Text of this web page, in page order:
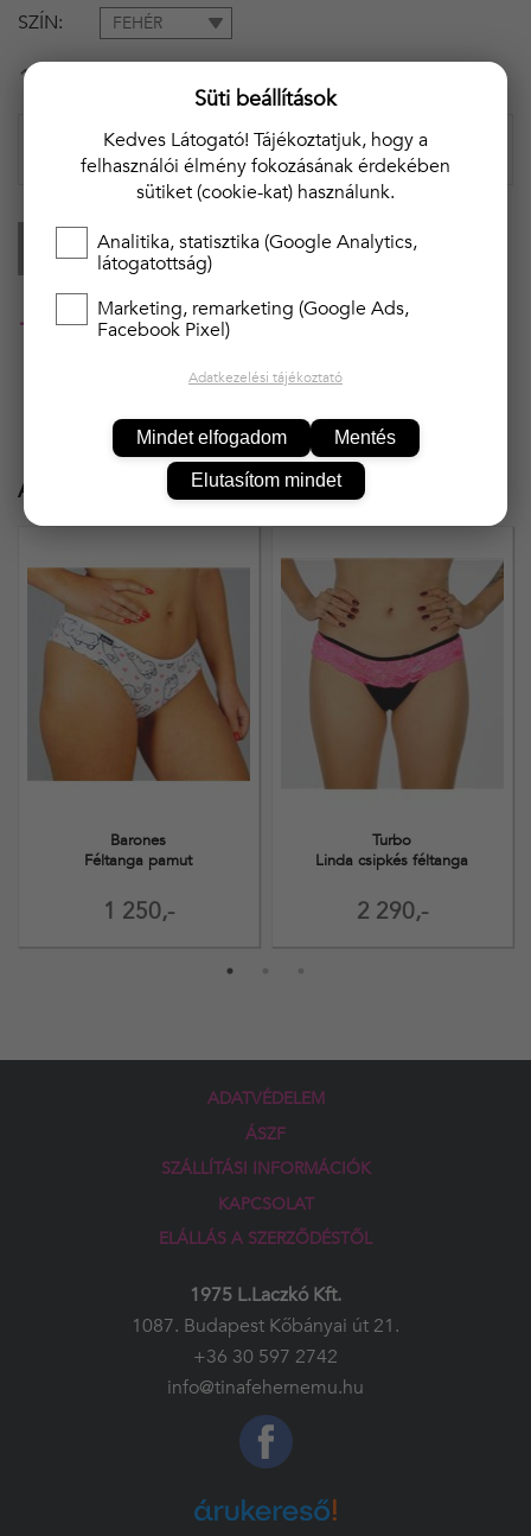
SZÍN FEHÉR
1 790 Ft
KOSÁRBA
20 000 Ft felett ingyenes kiszállítás!!
Ajánlott termékek
1 250,-
Barones
Féltanga pamut
2 290,-
Turbo
Linda csipkés féltanga
ADATVÉDELEM
ÁSZF
SZÁLLÍTÁSI INFORMÁCIÓK
KAPCSOLAT
ELÁLLÁS A SZERZŐDÉSTŐL
1975 L.Laczkó Kft.
1087. Budapest Kőbányai út 21.
+36 30 597 2742
info@tinafehernemu.hu
Süti beállítások
Kedves Látogató! Tájékoztatjuk, hogy a
felhasználói élmény fokozásának érdekében
sütiket (cookie-kat) használunk.
Analitika, statisztika (Google Analytics,
látogatottság)
Marketing, remarketing (Google Ads,
Facebook Pixel)
Adatkezelési tájékoztató
Mindet elfogadom Mentés
Elutasítom mindet